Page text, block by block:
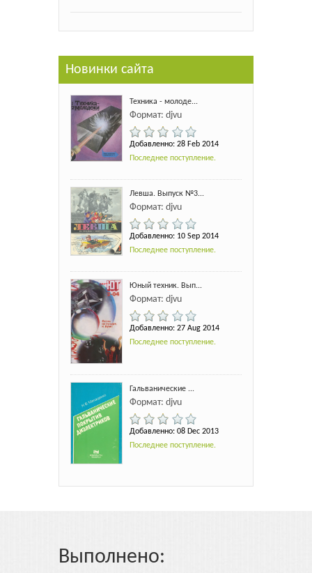
Новинки сайта
Техника - молоде...
Формат: djvu
Добавленно: 28 Feb 2014
Последнее поступление.
Левша. Выпуск №3...
Формат: djvu
Добавленно: 10 Sep 2014
Последнее поступление.
Юный техник. Вып...
Формат: djvu
Добавленно: 27 Aug 2014
Последнее поступление.
Гальванические ...
Формат: djvu
Добавленно: 08 Dec 2013
Последнее поступление.
Выполнено: